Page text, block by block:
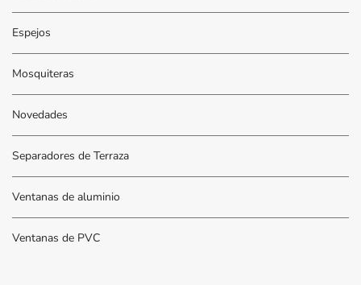
Espejos
Mosquiteras
Novedades
Separadores de Terraza
Ventanas de aluminio
Ventanas de PVC